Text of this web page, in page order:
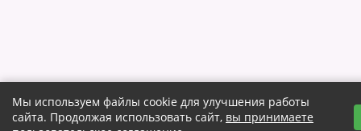
Мы используем файлы cookie для улучшения работы
сайта. Продолжая использовать сайт, вы принимаете